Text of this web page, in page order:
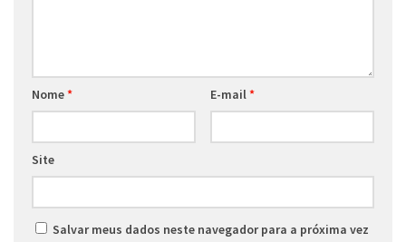
Nome* E-mail*
Site
Salvar meus dados neste navegador para a próxima vez